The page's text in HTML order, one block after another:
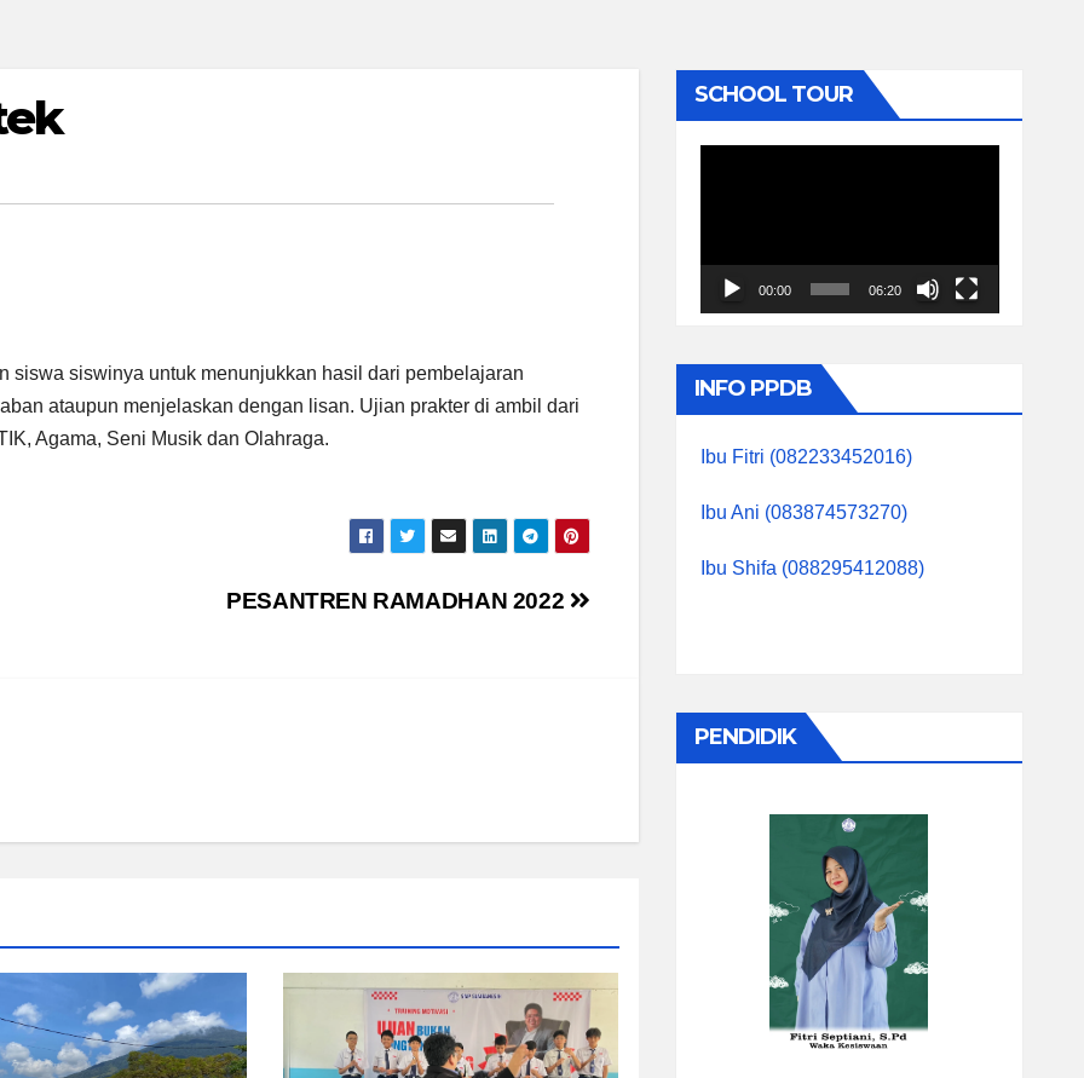
siswa siswinya untuk menunjukkan hasil dari pembelajaran
ataupun menjelaskan dengan lisan. Ujian prakter di ambil dari
Agama, Seni Musik dan Olahraga.
PESANTREN RAMADHAN 2022
SCHOOL TOUR
00:00 06:20
INFO PPDB
Ibu Fitri (082233452016)
Ibu Ani (083874573270)
Ibu Shifa (088295412088)
PENDIDIK